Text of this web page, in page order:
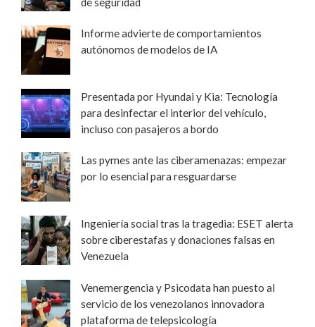
Informe advierte de comportamientos
autónomos de modelos de IA
Presentada por Hyundai y Kia: Tecnología
para desinfectar el interior del vehículo,
incluso con pasajeros a bordo
Las pymes ante las ciberamenazas: empezar
por lo esencial para resguardarse
Ingeniería social tras la tragedia: ESET alerta
sobre ciberestafas y donaciones falsas en
Venezuela
Venemergencia y Psicodata han puesto al
servicio de los venezolanos innovadora
plataforma de telepsicología